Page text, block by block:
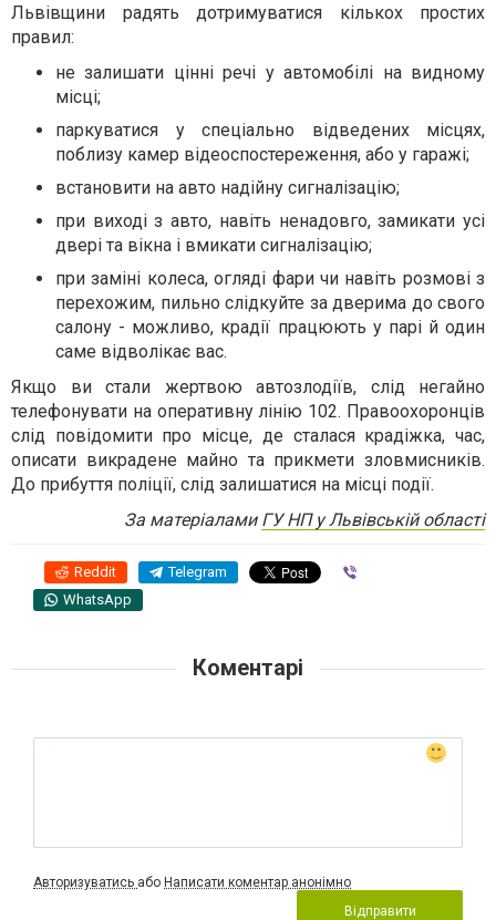
Львівщини радять дотримуватися кількох простих
правил:
не залишати цінні речі у автомобілі на видному
місці;
паркуватися у спеціально відведених місцях,
поблизу камер відеоспостереження, або у гаражі;
встановити на авто надійну сигналізацію;
при виході з авто, навіть ненадовго, замикати усі
двері та вікна і вмикати сигналізацію;
при заміні колеса, огляді фари чи навіть розмові з
перехожим, пильно слідкуйте за дверима до свого
салону - можливо, крадії працюють у парі й один
саме відволікає вас.
Якщо ви стали жертвою автозлодіїв, слід негайно
телефонувати на оперативну лінію 102. Правоохоронців
слід повідомити про місце, де сталася крадіжка, час,
описати викрадене майно та прикмети зловмисників.
До прибуття поліції, слід залишатися на місці події.
За матеріалами ГУ НП у Львівській області
Reddit Telegram
WhatsApp
Коментарі
Авторизуватись або Написати коментар анонімно
Відправити